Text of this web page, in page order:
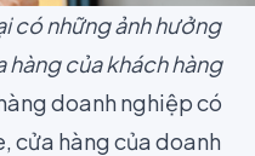
có những ảnh hưởng
hàng của khách hàng
doanh nghiệp có
cửa hàng của doanh